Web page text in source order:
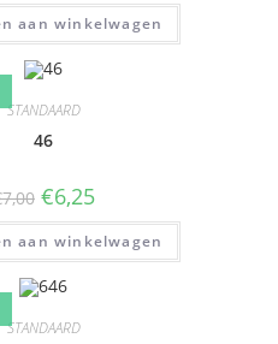
aan winkelwagen
STANDAARD
46
7,00 €6,25
aan winkelwagen
STANDAARD